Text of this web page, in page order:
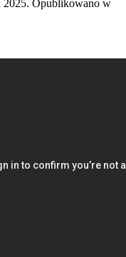
2025. Opublikowano w